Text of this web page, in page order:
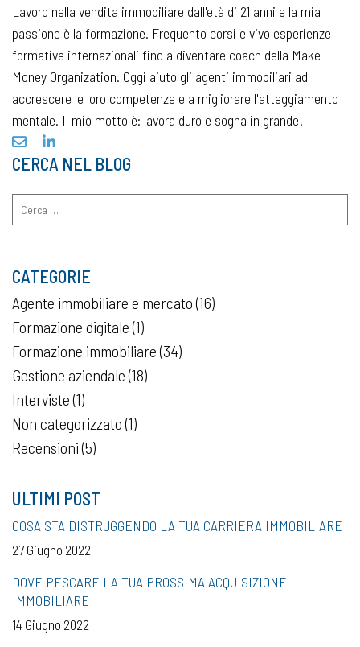
Lavoro nella vendita immobiliare dall'età di 21 anni e la mia
passione è la formazione. Frequento corsi e vivo esperienze
formative internazionali fino a diventare coach della Make
Money Organization. Oggi aiuto gli agenti immobiliari ad
accrescere le loro competenze e a migliorare l'atteggiamento
mentale. Il mio motto è: lavora duro e sogna in grande!
CERCA NEL BLOG
Ricerca
per:
CATEGORIE
Agente immobiliare e mercato(16)
Formazione digitale(1)
Formazione immobiliare(34)
Gestione aziendale(18)
Interviste(1)
Non categorizzato(1)
Recensioni(5)
ULTIMI POST
COSA STA DISTRUGGENDO LA TUA CARRIERA IMMOBILIARE
27 Giugno 2022
DOVE PESCARE LA TUA PROSSIMA ACQUISIZIONE
IMMOBILIARE
14 Giugno 2022